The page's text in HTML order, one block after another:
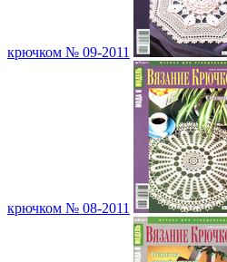
крючком № 09-2011
крючком № 08-2011